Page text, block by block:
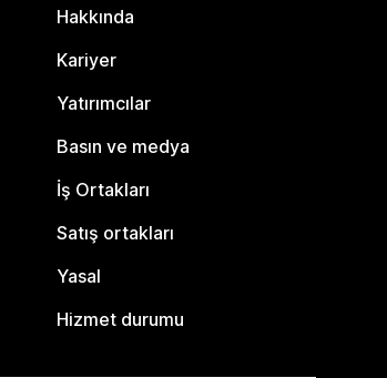
Hakkında
Kariyer
Yatırımcılar
Basın ve medya
İş Ortakları
Satış ortakları
Yasal
Hizmet durumu